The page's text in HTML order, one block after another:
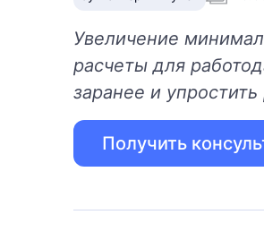
Увеличение
расчеты для
заранее и
Получить